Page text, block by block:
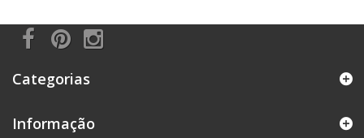
Categorias
Informação